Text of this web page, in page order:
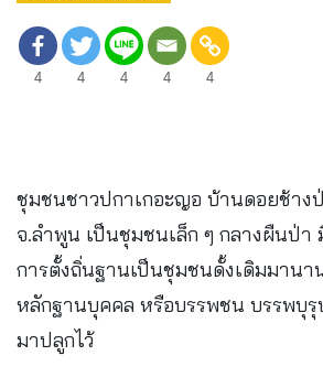
4 4 4 4 4
ชุมชนชาวปกาเกอะญอ บ้านดอยช้าง
จ.ลำพูน เป็นชุมชนเล็ก ๆ กลางผืนป่
การตั้งถิ่นฐานเป็นชุมชนดั้งเดิมมานา
หลักฐานบุคคล หรือบรรพชน บรรพบุ
มาปลูกไว้